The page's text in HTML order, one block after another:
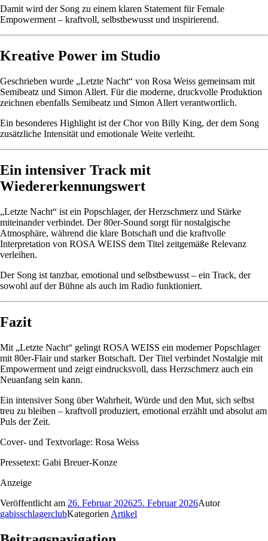
Damit wird der Song zu einem klaren Statement für Female
Empowerment – kraftvoll, selbstbewusst und inspirierend.
Kreative Power im Studio
Geschrieben wurde „Letzte Nacht“ von Rosa Weiss gemeinsam mit
Semibeatz und Simon Allert. Für die moderne, druckvolle Produktion
zeichnen ebenfalls Semibeatz und Simon Allert verantwortlich.
Ein besonderes Highlight ist der Chor von Billy King, der dem Song
zusätzliche Intensität und emotionale Weite verleiht.
Ein intensiver Track mit
Wiedererkennungswert
„Letzte Nacht“ ist ein Popschlager, der Herzschmerz und Stärke
miteinander verbindet. Der 80er-Sound sorgt für nostalgische
Atmosphäre, während die klare Botschaft und die kraftvolle
Interpretation von ROSA WEISS dem Titel zeitgemäße Relevanz
verleihen.
Der Song ist tanzbar, emotional und selbstbewusst – ein Track, der
sowohl auf der Bühne als auch im Radio funktioniert.
Fazit
Mit „Letzte Nacht“ gelingt ROSA WEISS ein moderner Popschlager
mit 80er-Flair und starker Botschaft. Der Titel verbindet Nostalgie mit
Empowerment und zeigt eindrucksvoll, dass Herzschmerz auch ein
Neuanfang sein kann.
Ein intensiver Song über Wahrheit, Würde und den Mut, sich selbst
treu zu bleiben – kraftvoll produziert, emotional erzählt und absolut am
Puls der Zeit.
Cover- und Textvorlage: Rosa Weiss
Pressetext: Gabi Breuer-Konze
Anzeige
Veröffentlicht am 26. Februar 202625. Februar 2026Autor
gabisschlagerclubKategorien Artikel